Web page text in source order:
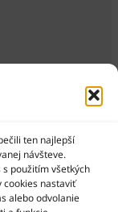
ten najlepší
návšteve.
s použitím všetkých
cookies nastaviť
alebo odvolanie